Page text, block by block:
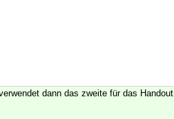
dann das zweite für das Handout